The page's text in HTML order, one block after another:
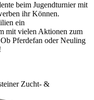
beim Jugendturnier mit
ihr Können.
ein
mit vielen Aktionen zum
Pferdefan oder Neuling
Zucht- &